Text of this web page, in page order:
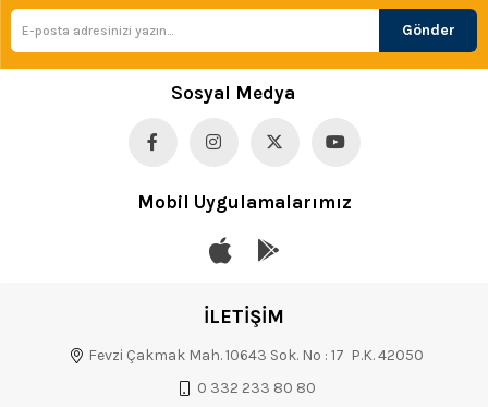
Gönder
Sosyal Medya
Mobil Uygulamalarımız
İLETİŞİM
Fevzi Çakmak Mah. 10643 Sok. No : 17 P.K. 42050
0 332 233 80 80